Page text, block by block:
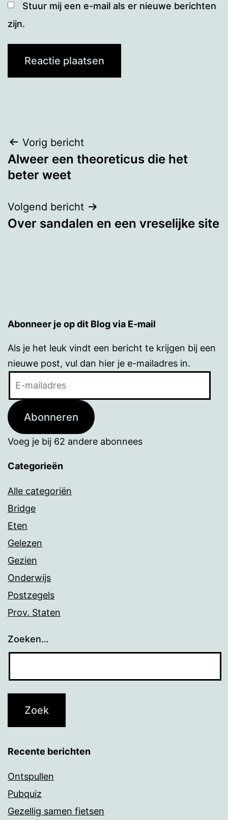
Stuur mij een e-mail als er nieuwe berichten
zijn.
Bericht
navigatie
Vorig bericht
Alweer een theoreticus die het
beter weet
Volgend bericht
Over sandalen en een vreselijke site
Abonneer je op dit Blog via E-mail
Als je het leuk vindt een bericht te krijgen bij een
nieuwe post, vul dan hier je e-mailadres in.
Abonneren
Voeg je bij 62 andere abonnees
Categorieën
Alle categoriën
Bridge
Eten
Gelezen
Gezien
Onderwijs
Postzegels
Prov. Staten
Zoeken…
Recente berichten
Ontspullen
Pubquiz
Gezellig samen fietsen